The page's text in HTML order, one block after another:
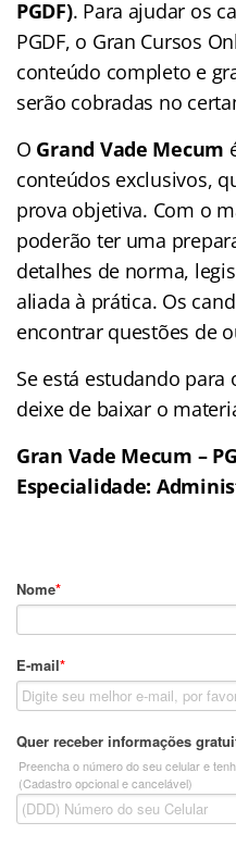
PGDF). Para ajudar os
PGDF, o Gran Cursos
conteúdo completo e
serão cobradas no
O Grand Vade Mecum
conteúdos exclusivos,
prova objetiva. Com o
poderão ter uma
detalhes de norma,
aliada à prática. Os
encontrar questões de
Se está estudando para
deixe de baixar o
Gran Vade Mecum –
Especialidade: